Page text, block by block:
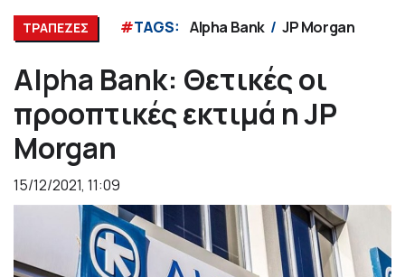
ΤΡΑΠΕΖΕΣ #TAGS: Alpha Bank JP Morgan
Alpha Bank: Θετικές οι
προοπτικές εκτιμά η JP
Morgan
15/12/2021, 11:09